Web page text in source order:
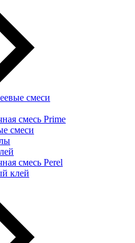
смеси
смесь Prime
смеси
смесь Perel
клей